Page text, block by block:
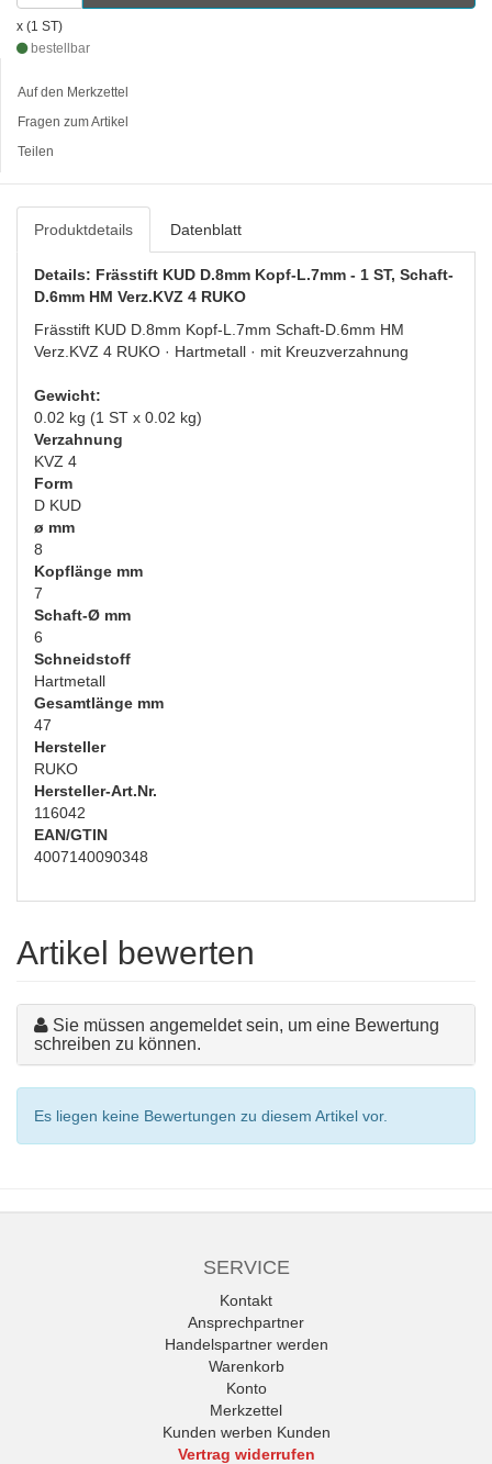
x (1 ST)
bestellbar
Auf den Merkzettel
Fragen zum Artikel
Teilen
Produktdetails Datenblatt
Details: Frässtift KUD D.8mm Kopf-L.7mm - 1 ST, Schaft-
D.6mm HM Verz.KVZ 4 RUKO
Frässtift KUD D.8mm Kopf-L.7mm Schaft-D.6mm HM
Verz.KVZ 4 RUKO · Hartmetall · mit Kreuzverzahnung
Gewicht:
0.02 kg (1 ST x 0.02 kg)
Verzahnung
KVZ 4
Form
D KUD
ø mm
8
Kopflänge mm
7
Schaft-Ø mm
6
Schneidstoff
Hartmetall
Gesamtlänge mm
47
Hersteller
RUKO
Hersteller-Art.Nr.
116042
EAN/GTIN
4007140090348
Artikel bewerten
Sie müssen angemeldet sein, um eine Bewertung
schreiben zu können.
Es liegen keine Bewertungen zu diesem Artikel vor.
SERVICE
Kontakt
Ansprechpartner
Handelspartner werden
Warenkorb
Konto
Merkzettel
Kunden werben Kunden
Vertrag widerrufen